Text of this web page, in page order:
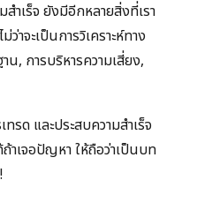
สำเร็จ ยังมีอีกหลายสิ่งที่เรา
าจะเป็นการวิเคราะห์ทาง
น, การบริหารความเสี่ยง,
ด และประสบความสำเร็จ
าเจอปัญหา ให้ถือว่าเป็นบท